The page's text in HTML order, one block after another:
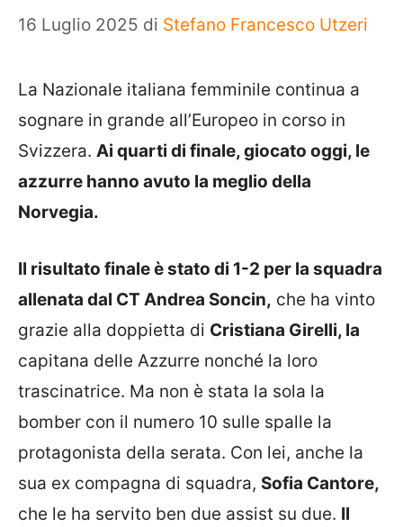
16 Luglio 2025 di Stefano Francesco Utzeri
La Nazionale italiana femminile continua a
sognare in grande all’Europeo in corso in
Svizzera. Ai quarti di finale, giocato oggi, le
azzurre hanno avuto la meglio della
Norvegia.
Il risultato finale è stato di 1-2 per la squadra
allenata dal CT Andrea Soncin, che ha vinto
grazie alla doppietta di Cristiana Girelli, la
capitana delle Azzurre nonché la loro
trascinatrice. Ma non è stata la sola la
bomber con il numero 10 sulle spalle la
protagonista della serata. Con lei, anche la
sua ex compagna di squadra, Sofia Cantore,
che le ha servito ben due assist su due. Il